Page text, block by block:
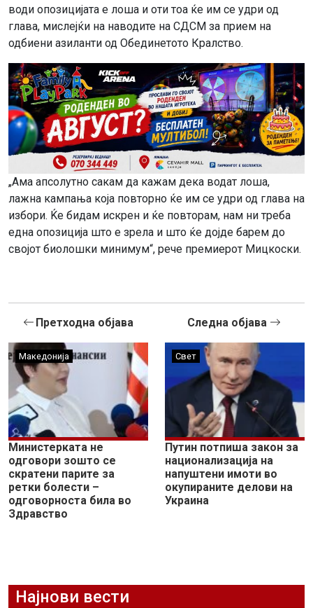
води опозицијата е лоша и оти тоа ќе им се удри од
глава, мислејќи на наводите на СДСМ за прием на
одбиени азиланти од Обединетото Кралство.
„Ама апсолутно сакам да кажам дека водат лоша,
лажна кампања која повторно ќе им се удри од глава на
избори. Ќе бидам искрен и ќе повторам, нам ни треба
една опозиција што е зрела и што ќе дојде барем до
својот биолошки минимум“, рече премиерот Мицкоски.
Претходна објава
Македонија
Министерката не
одговори зошто се
скратени парите за
ретки болести –
одговорноста била во
Здравство
Следна објава
Свет
Путин потпиша закон за
национализација на
напуштени имоти во
окупираните делови на
Украина
Најнови вести